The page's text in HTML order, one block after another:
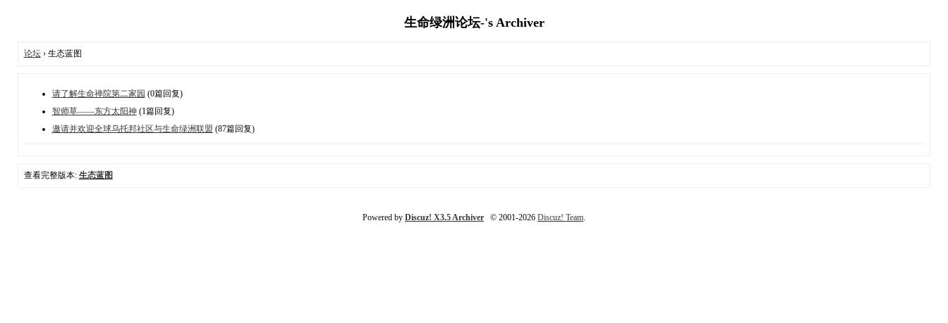
生命绿洲论坛-'s Archiver
论坛› 生态蓝图
请了解生命禅院第二家园 (0篇回复)
智师草——东方太阳神(1篇回复)
邀请并欢迎全球乌托邦社区与生命绿洲联盟 (87篇回复)
查看完整版本: 生态蓝图
Powered by Discuz! X3.5 Archiver © 2001-2026 Discuz! Team.